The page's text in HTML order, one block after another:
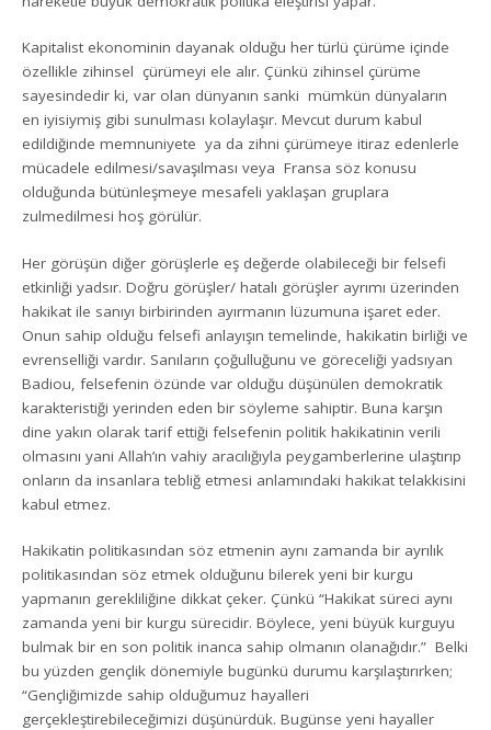
Kapitalist ekonominin dayanak olduğu her türlü çürüme içinde
özellikle zihinsel çürümeyi ele alır. Çünkü zihinsel çürüme
sayesindedir ki, var olan dünyanın sanki mümkün dünyaların
en iyisiymiş gibi sunulması kolaylaşır. Mevcut durum kabul
edildiğinde memnuniyete ya da zihni çürümeye itiraz edenlerle
mücadele edilmesi/savaşılması veya Fransa söz konusu
olduğunda bütünleşmeye mesafeli yaklaşan gruplara
zulmedilmesi hoş görülür.
Her görüşün diğer görüşlerle eş değerde olabileceği bir felsefi
etkinliği yadsır. Doğru görüşler/ hatalı görüşler ayrımı üzerinden
hakikat ile sanıyı birbirinden ayırmanın lüzumuna işaret eder.
Onun sahip olduğu felsefi anlayışın temelinde, hakikatin birliği ve
evrenselliği vardır. Sanıların çoğulluğunu ve göreceliği yadsıyan
Badiou, felsefenin özünde var olduğu düşünülen demokratik
karakteristiği yerinden eden bir söyleme sahiptir. Buna karşın
dine yakın olarak tarif ettiği felsefenin politik hakikatinin verili
olmasını yani Allah’ın vahiy aracılığıyla peygamberlerine ulaştırıp
onların da insanlara tebliğ etmesi anlamındaki hakikat telakkisini
kabul etmez.
Hakikatin politikasından söz etmenin aynı zamanda bir ayrılık
politikasından söz etmek olduğunu bilerek yeni bir kurgu
yapmanın gerekliliğine dikkat çeker. Çünkü “Hakikat süreci aynı
zamanda yeni bir kurgu sürecidir. Böylece, yeni büyük kurguyu
bulmak bir en son politik inanca sahip olmanın olanağıdır.” Belki
bu yüzden gençlik dönemiyle bugünkü durumu karşılaştırırken;
“Gençliğimizde sahip olduğumuz hayalleri
gerçekleştirebileceğimizi düşünürdük. Bugünse yeni hayaller